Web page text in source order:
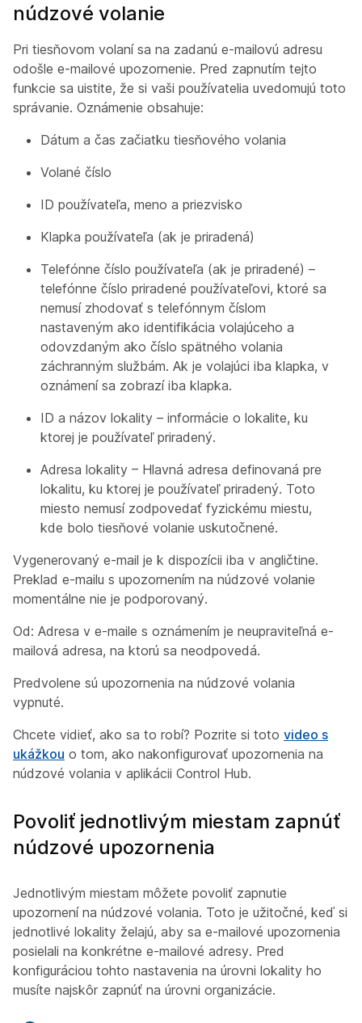
núdzové volanie
Pri tiesňovom volaní sa na zadanú e-mailovú adresu
odošle e-mailové upozornenie. Pred zapnutím tejto
funkcie sa uistite, že si vaši používatelia uvedomujú toto
správanie. Oznámenie obsahuje:
Dátum a čas začiatku tiesňového volania
Volané číslo
ID používateľa, meno a priezvisko
Klapka používateľa (ak je priradená)
Telefónne číslo používateľa (ak je priradené) –
telefónne číslo priradené používateľovi, ktoré sa
nemusí zhodovať s telefónnym číslom
nastaveným ako identifikácia volajúceho a
odovzdaným ako číslo spätného volania
záchranným službám. Ak je volajúci iba klapka, v
oznámení sa zobrazí iba klapka.
ID a názov lokality – informácie o lokalite, ku
ktorej je používateľ priradený.
Adresa lokality – Hlavná adresa definovaná pre
lokalitu, ku ktorej je používateľ priradený. Toto
miesto nemusí zodpovedať fyzickému miestu,
kde bolo tiesňové volanie uskutočnené.
Vygenerovaný e-mail je k dispozícii iba v angličtine.
Preklad e-mailu s upozornením na núdzové volanie
momentálne nie je podporovaný.
Od: Adresa v e-maile s oznámením je neupraviteľná e-
mailová adresa, na ktorú sa neodpovedá.
Predvolene sú upozornenia na núdzové volania
vypnuté.
Chcete vidieť, ako sa to robí? Pozrite si toto video s
ukážkou o tom, ako nakonfigurovať upozornenia na
núdzové volania v aplikácii Control Hub.
Povoliť jednotlivým miestam zapnúť
núdzové upozornenia
Jednotlivým miestam môžete povoliť zapnutie
upozornení na núdzové volania. Toto je užitočné, keď si
jednotlivé lokality želajú, aby sa e-mailové upozornenia
posielali na konkrétne e-mailové adresy. Pred
konfiguráciou tohto nastavenia na úrovni lokality ho
musíte najskôr zapnúť na úrovni organizácie.